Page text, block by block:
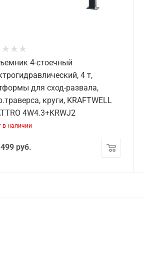
4-стоечный
4 т,
для сход-развала,
круги, KRAFTWELL
4W4.3+KRWJ2
в наличии
руб.